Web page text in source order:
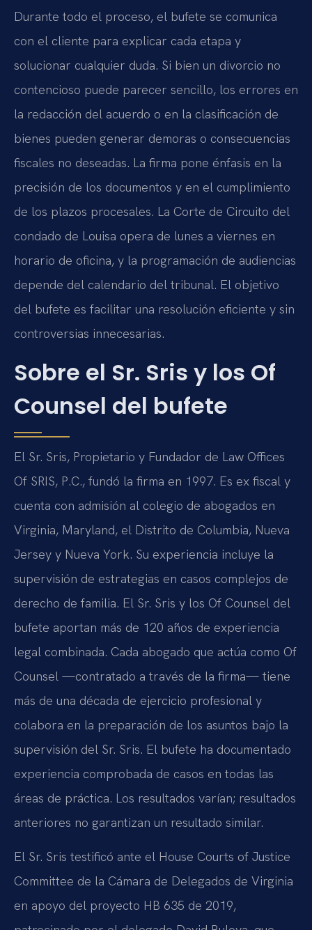
Durante todo el proceso, el bufete se comunica
con el cliente para explicar cada etapa y
solucionar cualquier duda. Si bien un divorcio no
contencioso puede parecer sencillo, los errores en
la redacción del acuerdo o en la clasificación de
bienes pueden generar demoras o consecuencias
fiscales no deseadas. La firma pone énfasis en la
precisión de los documentos y en el cumplimiento
de los plazos procesales. La Corte de Circuito del
condado de Louisa opera de lunes a viernes en
horario de oficina, y la programación de audiencias
depende del calendario del tribunal. El objetivo
del bufete es facilitar una resolución eficiente y sin
controversias innecesarias.
Sobre el Sr. Sris y los Of
Counsel del bufete
El Sr. Sris, Propietario y Fundador de Law Offices
Of SRIS, P.C., fundó la firma en 1997. Es ex fiscal y
cuenta con admisión al colegio de abogados en
Virginia, Maryland, el Distrito de Columbia, Nueva
Jersey y Nueva York. Su experiencia incluye la
supervisión de estrategias en casos complejos de
derecho de familia. El Sr. Sris y los Of Counsel del
bufete aportan más de 120 años de experiencia
legal combinada. Cada abogado que actúa como Of
Counsel —contratado a través de la firma— tiene
más de una década de ejercicio profesional y
colabora en la preparación de los asuntos bajo la
supervisión del Sr. Sris. El bufete ha documentado
experiencia comprobada de casos en todas las
áreas de práctica. Los resultados varían; resultados
anteriores no garantizan un resultado similar.
El Sr. Sris testificó ante el House Courts of Justice
Committee de la Cámara de Delegados de Virginia
en apoyo del proyecto HB 635 de 2019,